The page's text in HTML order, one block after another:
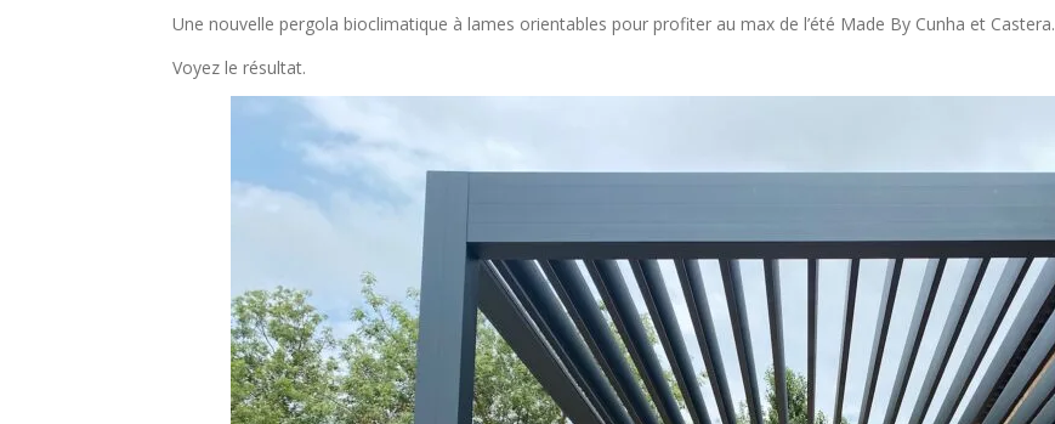
Une nouvelle pergola bioclimatique à lames orientables pour profiter au max de l’été Made By Cunha et Castera.
Voyez le résultat.